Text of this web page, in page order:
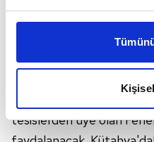
Bu çerezlere izin vermeniz
daha iyi reklam deneyimi
amacımızın size daha iyi
elimizden gelen çabayı
kalemimiz olduğunu sizlere
kazandırılmasında
yerde şube açacağız ve
şubelerin bir kısmı yurt
köşesine kadar
tesislerden üye olan